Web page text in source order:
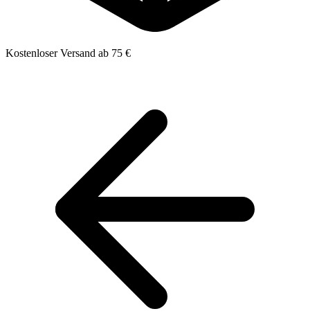
Kostenloser Versand ab 75 €